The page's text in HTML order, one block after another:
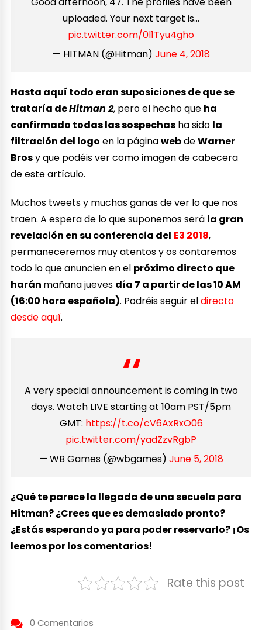
uploaded. Your next target is…
pic.twitter.com/0l1Tyu4gho
— HITMAN (@Hitman) June 4, 2018
Hasta aquí todo eran suposiciones de que se
trataría deHitman 2, pero el hecho que ha
confirmado todas las sospechas ha sido la
filtración del logo en la páginawebdeWarner
Brosy que podéis ver como imagen de cabecera
de este artículo.
Muchos tweets y muchas ganas de ver lo que nos
traen. A espera de lo que suponemos será la gran
revelación en su conferencia del E3 2018,
permaneceremos muy atentos y os contaremos
todo lo que anuncien en el próximo directo que
harán mañana jueves día 7 a partir de las 10 AM
(16:00 hora española). Podréis seguir eldirecto
desde aquí.
A very special announcement is coming in two
days. Watch LIVE starting at 10am PST/5pm
GMT: https://t.co/cV6AxRxO06
pic.twitter.com/yadZzvRgbP
— WB Games (@wbgames) June 5, 2018
¿Qué te parece la llegada de una secuela para
Hitman? ¿Crees que es demasiado pronto?
¿Estás esperando ya para poder reservarlo? ¡Os
leemos por los comentarios!
Rate this post
0 Comentarios